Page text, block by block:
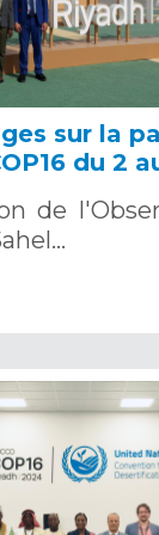
sur la
du 2
de